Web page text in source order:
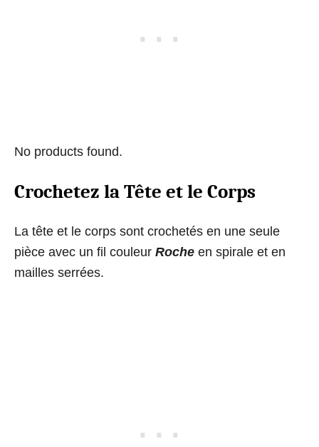
No products found.
Crochetez la Tête et le Corps
La tête et le corps sont crochetés en une seule
pièce avec un fil couleur Roche en spirale et en
mailles serrées.